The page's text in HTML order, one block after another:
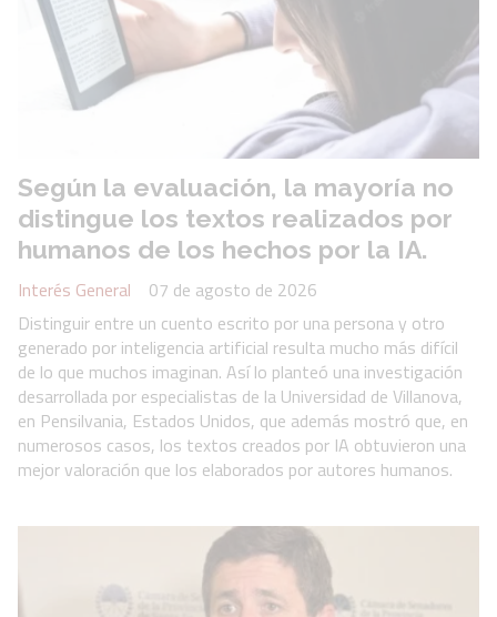
Según la evaluación, la mayoría no
distingue los textos realizados por
humanos de los hechos por la IA.
Interés General
07 de agosto de 2026
Distinguir entre un cuento escrito por una persona y otro
generado por inteligencia artificial resulta mucho más difícil
de lo que muchos imaginan. Así lo planteó una investigación
desarrollada por especialistas de la Universidad de Villanova,
en Pensilvania, Estados Unidos, que además mostró que, en
numerosos casos, los textos creados por IA obtuvieron una
mejor valoración que los elaborados por autores humanos.